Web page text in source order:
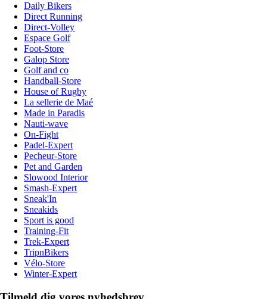
Daily Bikers
Direct Running
Direct-Volley
Espace Golf
Foot-Store
Galop Store
Golf and co
Handball-Store
House of Rugby
La sellerie de Maé
Made in Paradis
Nauti-wave
On-Fight
Padel-Expert
Pecheur-Store
Pet and Garden
Slowood Interior
Smash-Expert
Sneak'In
Sneakids
Sport is good
Training-Fit
Trek-Expert
TripnBikers
Vélo-Store
Winter-Expert